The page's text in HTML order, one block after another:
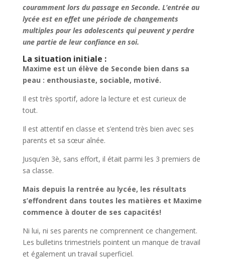
couramment lors du passage en Seconde. L’entrée au
lycée est en effet une période de changements
multiples pour les adolescents qui peuvent y perdre
une partie de leur confiance en soi.
La situation initiale :
Maxime est un élève de Seconde bien dans sa
peau : enthousiaste, sociable, motivé.
Il est très sportif, adore la lecture et est curieux de
tout.
Il est attentif en classe et s’entend très bien avec ses
parents et sa sœur aînée.
Jusqu’en 3è, sans effort, il était parmi les 3 premiers de
sa classe.
Mais depuis la rentrée au lycée, les résultats
s’effondrent dans toutes les matières et Maxime
commence à douter de ses capacités!
Ni lui, ni ses parents ne comprennent ce changement.
Les bulletins trimestriels pointent un manque de travail
et également un travail superficiel.